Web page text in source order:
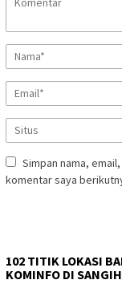
Simpan nama,
komentar saya
102 TITIK LOKASI
KOMINFO DI